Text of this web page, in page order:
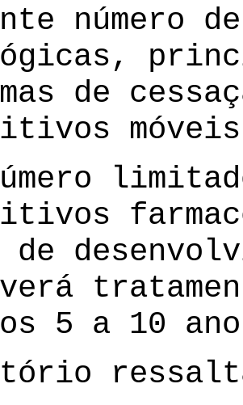
número
de
de
5 a 10